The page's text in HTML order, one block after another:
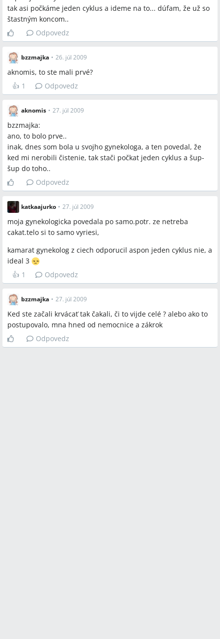
tak asi počkáme jeden cyklus a ideme na to... dúfam, že už so
štastným koncom..
Odpovedz
bzzmajka • 26. júl 2009
aknomis, to ste mali prvé?
👍 1 Odpovedz
aknomis • 27. júl 2009
bzzmajka:
ano, to bolo prve..
inak, dnes som bola u svojho gynekologa, a ten povedal, že
ked mi nerobili čistenie, tak stači počkat jeden cyklus a šup-
šup do toho..
Odpovedz
katkaajurko • 27. júl 2009
moja gynekologicka povedala po samo.potr. ze netreba
cakat.telo si to samo vyriesi,
kamarat gynekolog z ciech odporucil aspon jeden cyklus nie, a
ideal 3
👍 1 Odpovedz
bzzmajka • 27. júl 2009
Ked ste začali krvácať tak čakali, či to vijde celé ? alebo ako to
postupovalo, mna hned od nemocnice a zákrok
Odpovedz